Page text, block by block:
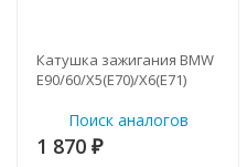
Катушка зажигания BMW
E90/60/X5(E70)/X6(E71)
Поиск аналогов
1 870 ₽